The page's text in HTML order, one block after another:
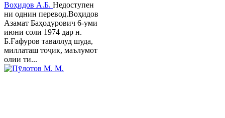
Воҳидов А.Б. Недоступен
ни однин перевод.Воҳидов
Азамат Баҳодурович 6-уми
июни соли 1974 дар н.
Б.Ғафуров таваллуд шуда,
миллаташ тоҷик, маълумот
олии ти...